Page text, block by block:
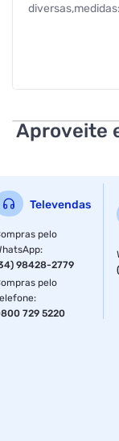
Aproveite
Televendas
pelo
:
98428-2779
pelo
:
729 5220